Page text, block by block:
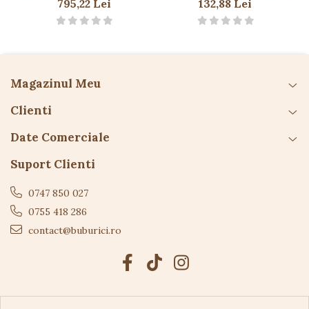
A se utilizasub supravegherea unui adult
Culorile pot varia ușor față de imagini.
795,22 Lei
132,88 Lei
Magazinul Meu
Clienti
Date Comerciale
Suport Clienti
0747 850 027
0755 418 286
contact@buburici.ro